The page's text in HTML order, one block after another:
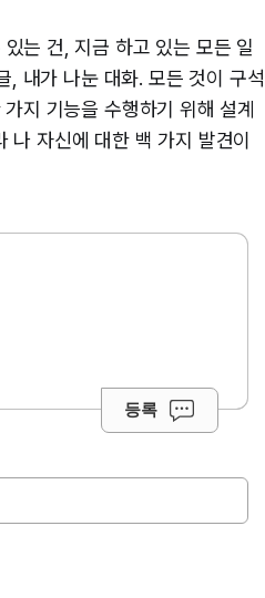
는 건, 지금 하고 있는 모든 일
, 내가 나눈 대화. 모든 것이 구석
지 기능을 수행하기 위해 설계
자신에 대한 백 가지 발견이
등록